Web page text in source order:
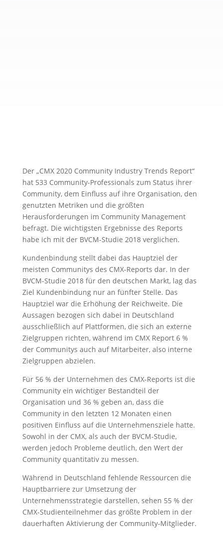
Der „CMX 2020 Community Industry Trends Report“
hat 533 Community-Professionals zum Status ihrer
Community, dem Einfluss auf ihre Organisation, den
genutzten Metriken und die größten
Herausforderungen im Community Management
befragt. Die wichtigsten Ergebnisse des Reports
habe ich mit der BVCM-Studie 2018 verglichen.
Kundenbindung stellt dabei das Hauptziel der
meisten Communitys des CMX-Reports dar. In der
BVCM-Studie 2018 für den deutschen Markt, lag das
Ziel Kundenbindung nur an fünfter Stelle. Das
Hauptziel war die Erhöhung der Reichweite. Die
Aussagen bezogen sich dabei in Deutschland
ausschließlich auf Plattformen, die sich an externe
Zielgruppen richten, während im CMX Report 6 %
der Communitys auch auf Mitarbeiter, also interne
Zielgruppen abzielen.
Für 56 % der Unternehmen des CMX-Reports ist die
Community ein wichtiger Bestandteil der
Organisation und 36 % geben an, dass die
Community in den letzten 12 Monaten einen
positiven Einfluss auf die Unternehmensziele hatte.
Sowohl in der CMX, als auch der BVCM-Studie,
werden jedoch Probleme deutlich, den Wert der
Community quantitativ zu messen.
Während in Deutschland fehlende Ressourcen die
Hauptbarriere zur Umsetzung der
Unternehmensstrategie darstellen, sehen 55 % der
CMX-Studienteilnehmer das größte Problem in der
dauerhaften Aktivierung der Community-Mitglieder.